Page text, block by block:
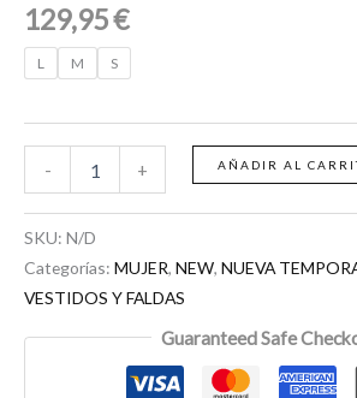
129,95€
L M S
- + AÑADIR AL
SKU: N/D
Categorías: MUJER, NEW, NUEVA
VESTIDOS Y FALDAS
Guaranteed Safe